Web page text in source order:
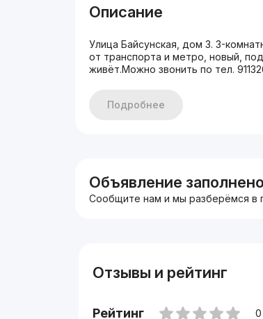
Описание
Улица Байсунская, дом 3. 3-
от транспорта и метро, новый,
живёт.Можно звонить по тел.
Подробнее
Объявление
Сообщите нам и мы разберёмся в
Отзывы и рейтинг
Рейтинг 0